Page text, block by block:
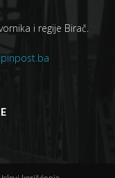
i regije Birač.